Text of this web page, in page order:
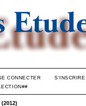
CONNECTER S'INSCRIRE
(2012)